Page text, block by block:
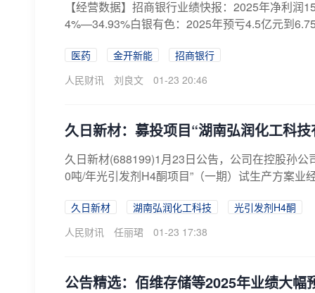
【经营数据】招商银行业绩快报：2025年净利
4%—34.93%白银有色：2025年预亏4.5亿元到
医药 金开新能
招商银行
人民财讯
刘良文 01-23 20:46
久日新材：募投项目“湖南弘润化工科
久日新材(688199)1月23日公告，公司在控股孙
0吨/年光引发剂H4酮项目”（一期）试生产方案业
久日新材 湖南弘润化工科技
光引发剂H4酮
人民财讯
任丽珺 01-23 17:38
公告精选：佰维存储等2025年业绩大